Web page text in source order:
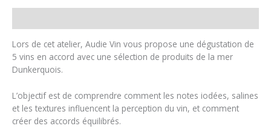
Atelier
et
produits
de
la
Dunkerquois
Lors de cet atelier, Audie Vin vous propose une dégustation de
5 vins en accord avec une sélection de produits de la mer
Dunkerquois.
L’objectif est de comprendre comment les notes iodées, salines
et les textures influencent la perception du vin, et comment
créer des accords équilibrés.